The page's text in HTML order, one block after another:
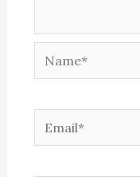
Name*
Email*